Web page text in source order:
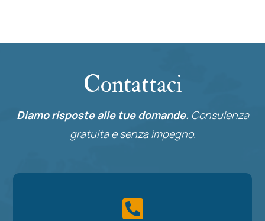
Contattaci
Diamo risposte alle tue domande. Consulenza
gratuita e senza impegno.
